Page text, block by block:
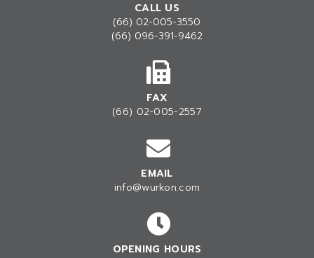
CALL US
(66) 02-005-3550
(66) 096-391-9462
FAX
(66) 02-005-2557
EMAIL
info@wurkon.com
OPENING HOURS